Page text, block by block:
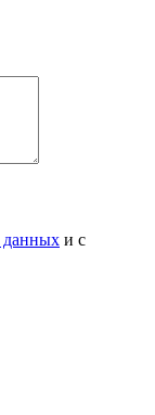
данных и с